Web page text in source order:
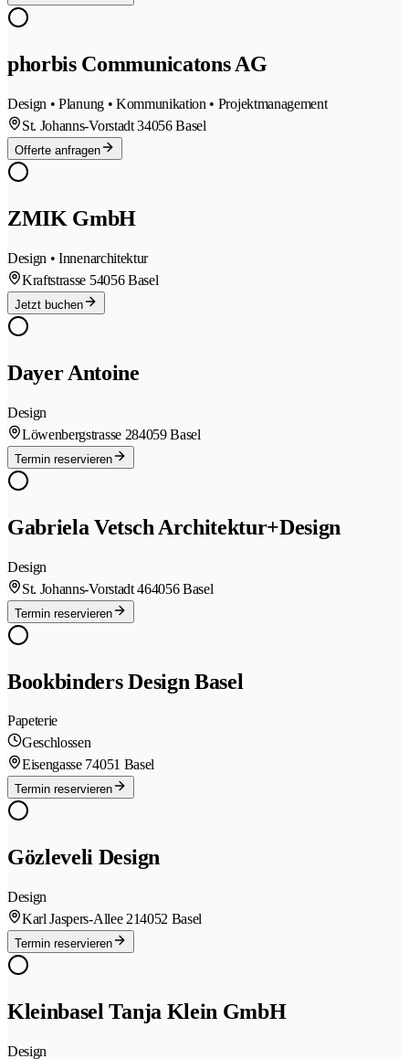
phorbis Communicatons AG
Design • Planung • Kommunikation • Projektmanagement
St. Johanns-Vorstadt 34056 Basel
Offerte anfragen
ZMIK GmbH
Design • Innenarchitektur
Kraftstrasse 54056 Basel
Jetzt buchen
Dayer Antoine
Design
Löwenbergstrasse 284059 Basel
Termin reservieren
Gabriela Vetsch Architektur+Design
Design
St. Johanns-Vorstadt 464056 Basel
Termin reservieren
Bookbinders Design Basel
Papeterie
Geschlossen
Eisengasse 74051 Basel
Termin reservieren
Gözleveli Design
Design
Karl Jaspers-Allee 214052 Basel
Termin reservieren
Kleinbasel Tanja Klein GmbH
Design